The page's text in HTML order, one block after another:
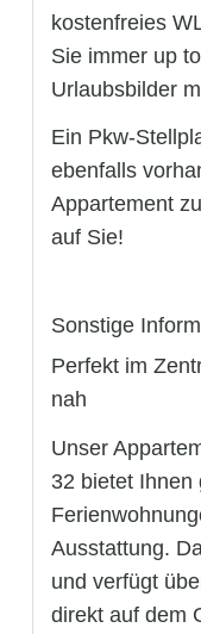
kostenfreies
Sie immer up
Urlaubsbilder
Ein Pkw-
ebenfalls
Appartement
auf Sie!
Sonstige
Perfekt im
nah
Unser
32 bietet Ihnen
Ausstattung.
und verfügt
direkt auf dem